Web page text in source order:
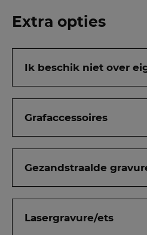
Extra opties
Ik beschik niet over
Grafaccessoires
Gezandstraalde
Lasergravure/ets